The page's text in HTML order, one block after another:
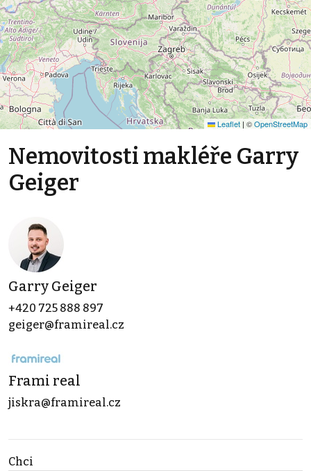
Leaflet | ©OpenStreetMap
Nemovitosti makléře Garry
Geiger
Garry Geiger
+420 725 888 897
geiger@framireal.cz
Frami real
jiskra@framireal.cz
Chci